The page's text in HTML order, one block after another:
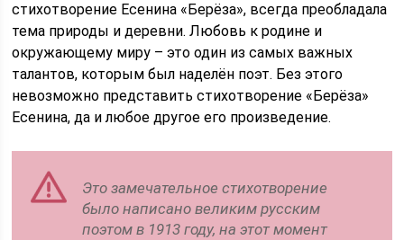
стихотворение Есенина «Берёза», всегда преобладала
тема природы и деревни. Любовь к родине и
окружающему миру – это один из самых важных
талантов, которым был наделён поэт. Без этого
невозможно представить стихотворение «Берёза»
Есенина, да и любое другое его произведение.
Это замечательное стихотворение
было написано великим русским
поэтом в 1913 году, на этот момент